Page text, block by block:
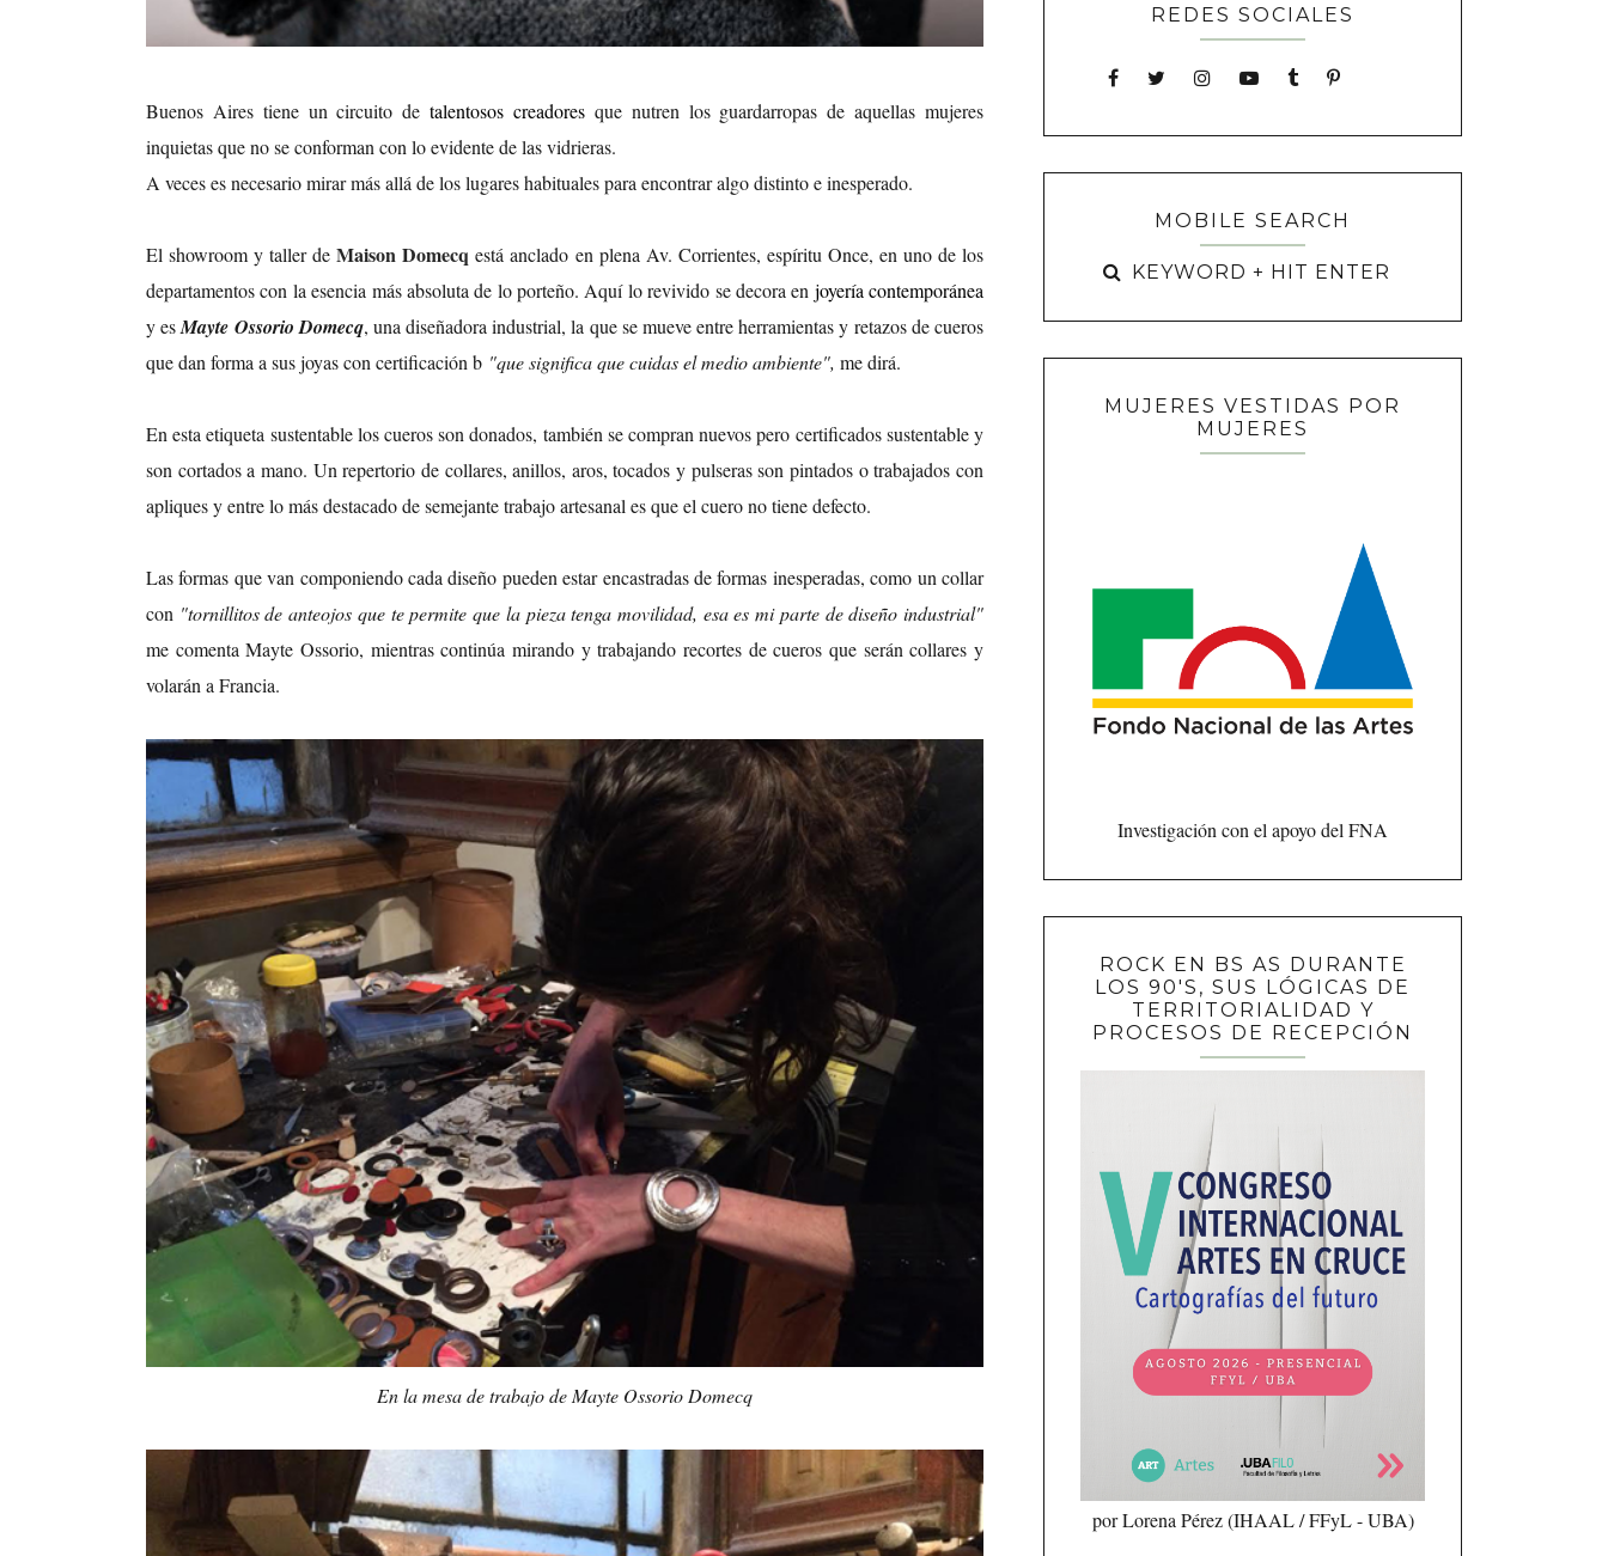
Buenos Aires tiene un circuito detalentosos creadores que nutren los guardarropas de aquellas mujeres
inquietas que no se conforman con lo evidente de las vidrieras.
A veces es necesario mirar más allá de los lugares habituales para encontrar algo distinto e inesperado.
El showroom y taller deMaison Domecq está anclado en plena Av. Corrientes, espíritu Once, en uno de los
departamentos con la esencia más absoluta de lo porteño. Aquí lo revivido se decora en joyería contemporánea
y esMayte Ossorio Domecq, una diseñadora industrial, la que se mueve entre herramientas y retazos de cueros
que dan forma a sus joyas con certificación b "que significa que cuidas el medio ambiente", me dirá.
En esta etiqueta sustentable los cueros son donados, también se compran nuevos pero certificados sustentable y
son cortados a mano. Un repertorio de collares, anillos, aros, tocados y pulseras son pintados o trabajados con
apliques y entre lo más destacado de semejante trabajo artesanal es que el cuero no tiene defecto.
Las formas que van componiendo cada diseño pueden estar encastradas de formas inesperadas, como un collar
con "tornillitos de anteojos que te permite que la pieza tenga movilidad, esa es mi parte de diseño industrial"
me comenta Mayte Ossorio, mientras continúa mirando y trabajando recortes de cueros que serán collares y
volarán a Francia.
En la mesa de trabajo de Mayte Ossorio Domecq
REDES SOCIALES
MOBILE SEARCH
MUJERES VESTIDAS POR
MUJERES
Investigación con el apoyo del FNA
ROCK EN BS AS DURANTE
LOS 90'S, SUS LÓGICAS DE
TERRITORIALIDAD Y
PROCESOS DE RECEPCIÓN
por Lorena Pérez (IHAAL / FFyL - UBA)